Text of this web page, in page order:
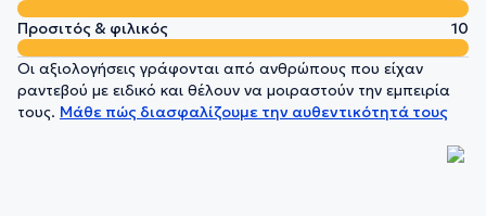
Προσιτός & φιλικός
10
Οι αξιολογήσεις γράφονται από ανθρώπους που είχαν
ραντεβού με ειδικό και θέλουν να μοιραστούν την εμπειρία
τους. Μάθε πώς διασφαλίζουμε την αυθεντικότητά τους